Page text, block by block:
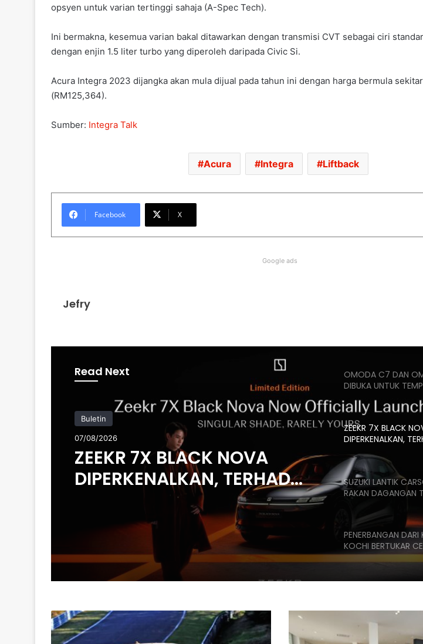
opsyen untuk varian tertinggi sahaja (A-Spec Tech).
Ini bermakna, kesemua varian bakal ditawarkan dengan transmisi CVT sebagai ciri
dengan enjin 1.5 liter turbo yang diperoleh daripada Civic Si.
Acura Integra 2023 dijangka akan mula dijual pada tahun ini dengan harga bermula
(RM125,364).
Sumber: Integra Talk
Acura Integra Liftback
Facebook X
Google ads
Jefry
Read Next
Buletin
07/08/2026
ZEEKR 7X BLACK NOVA
DIPERKENALKAN, TERHAD
200 UNIT DI MALAYSIA,
HARGA MULA RM235K
DONGFENG NISSAN
BAHARU, SUV
OMODA C7 DAN
DIBUKA UNTUK
ANGGARAN HARGA
ZEEKR 7X BLACK
DIPERKENALKAN,
SUZUKI LANTIK
RAKAN DAGANGAN
PENERBANGAN DARI
KOCHI BERTUKAR
PENUMPANG CUBA
SANGGUP BELI
PENGGANTI
LEXUS
LFA
PROTON
CATAT